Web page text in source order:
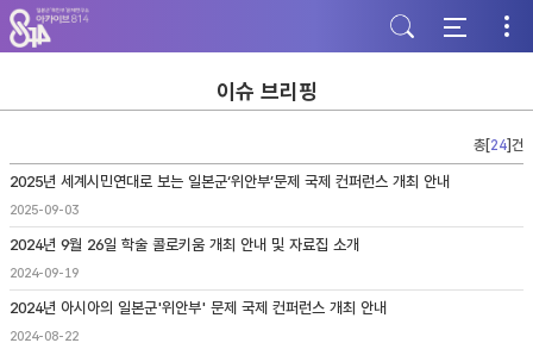
주
메
뉴
가
본
문
바
기
하
단
바
기
이슈 브리핑
총[24]건
2025년 세계시민연대로 보는 일본군‘위안부’문제 국제 컨퍼런스 개최 안내
2025-09-03
2024년 9월 26일 학술 콜로키움 개최 안내 및 자료집 소개
2024-09-19
2024년 아시아의 일본군'위안부' 문제 국제 컨퍼런스 개최 안내
2024-08-22